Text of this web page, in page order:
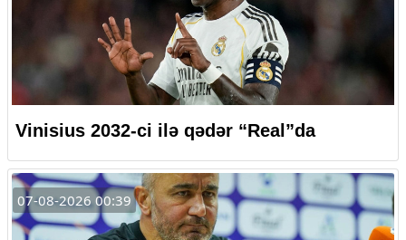
Vinisius 2032-ci ilə qədər “Real”da
07-08-2026 00:39